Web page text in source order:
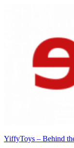
YiffyToys – Behind